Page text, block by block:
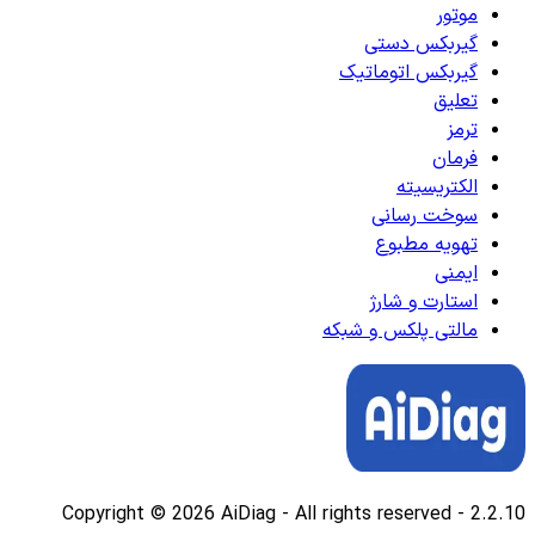
موتور
گیربکس دستی
گیربکس اتوماتیک
تعلیق
ترمز
فرمان
الکتریسیته
سوخت رسانی
تهویه مطبوع
ایمنی
استارت و شارژ
مالتی پلکس و شبکه
Copyright © 2026 AiDiag - All rights reserved - 2.2.10